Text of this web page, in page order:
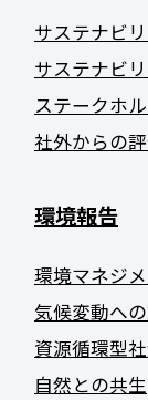
サステナビ
サステナビ
ステークホ
社外からの
環境報告
環境マネジ
気候変動へ
資源循環型
自然との共生